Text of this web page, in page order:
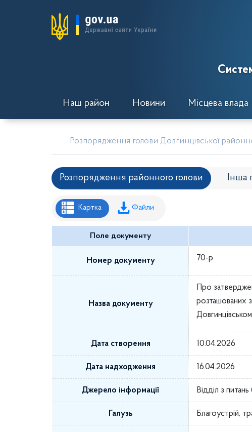
Наш район Новини Місцева влада
Розпорядження голови Довгинцівської
Розпорядження районного голови Інша
Рішення районної ради
Проекти рішень районної ради
Проєкти
Картка Файли
Поле документу
Номер документу 70-р
Назва документу
Про
розташованих
Дата створення 10.04.2026
Дата надходження 16.04.2026
Джерело інформації Відділ з
Галузь Благоустрій,